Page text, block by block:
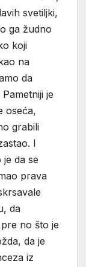
svetiljki,
ga žudno
koji
na
da
je
oseća,
grabili
I
da se
prava
da
no što je
da je
iz